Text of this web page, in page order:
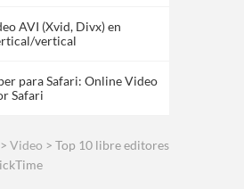
AVI (Xvid, Divx) en
vertical
para Safari: Online Video
Safari
> Video > Top 10 libre editores